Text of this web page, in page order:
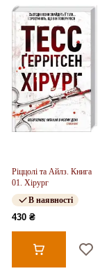
Ріццолі та Айлз. Книга
01. Хірург
В наявності
430 ₴